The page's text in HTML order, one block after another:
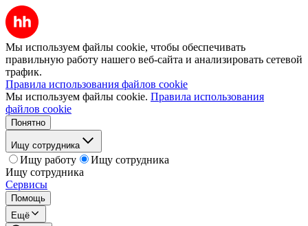
Мы используем файлы cookie, чтобы обеспечивать
правильную работу нашего веб-сайта и анализировать сетевой
трафик.
Правила использования файлов cookie
Мы используем файлы cookie. Правила использования
файлов cookie
Понятно
Ищу сотрудника
Ищу работу
Ищу сотрудника
Ищу сотрудника
Сервисы
Помощь
Ещё